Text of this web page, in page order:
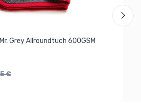
Grey Allroundtuch 600GSM
€